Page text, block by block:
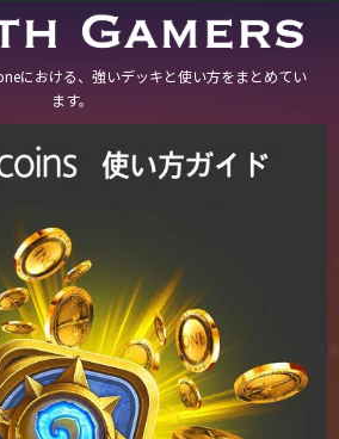
における、強いデッキと使い方をまとめてい
ます。